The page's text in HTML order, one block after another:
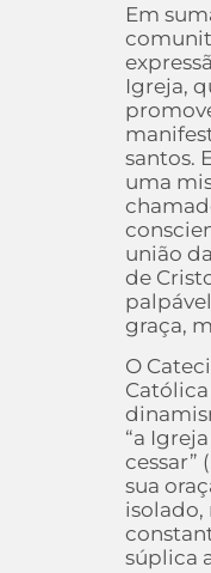
Em
Igreja,
santos.
uma
união
de
graça,
O
“a
cessar”
sua
isolado,
súplica